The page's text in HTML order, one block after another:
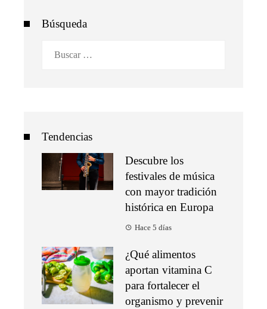
Búsqueda
Tendencias
Descubre los
festivales de música
con mayor tradición
histórica en Europa
Hace 5 días
¿Qué alimentos
aportan vitamina C
para fortalecer el
organismo y prevenir